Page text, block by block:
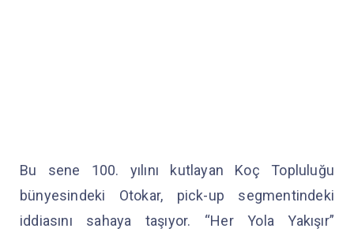
Bu sene 100. yılını kutlayan Koç Topluluğu
bünyesindeki Otokar, pick-up segmentindeki
iddiasını sahaya taşıyor. “Her Yola Yakışır”